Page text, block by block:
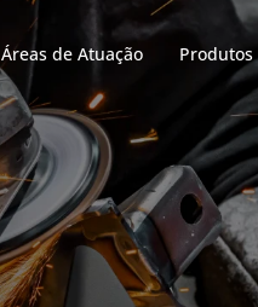
Áreas de Atuação Produtos